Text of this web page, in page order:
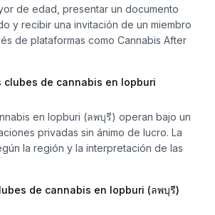
de edad, presentar un documento
y recibir una invitación de un miembro
de plataformas como Cannabis After
clubes de cannabis en lopburi
en lopburi (ลพบุรี) operan bajo un
privadas sin ánimo de lucro. La
la región y la interpretación de las
de cannabis en lopburi (ลพบุรี)